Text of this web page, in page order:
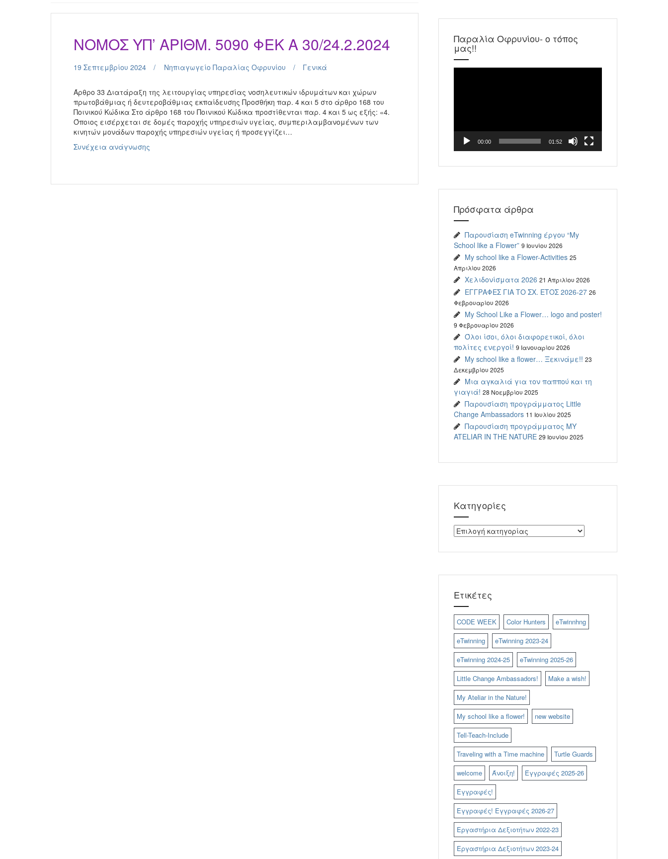
NOMOΣ ΥΠ’ ΑΡΙΘΜ. 5090 ΦΕΚ Α 30/24.2.2024
19 Σεπτεμβρίου 2024 Νηπιαγωγείο Παραλίας Οφρυνίου Γενικά
Άρθρο 33 Διατάραξη της λειτουργίας υπηρεσίας νοσηλευτικών ιδρυμάτων και χώρων
πρωτοβάθμιας ή δευτεροβάθμιας εκπαίδευσης Προσθήκη παρ. 4 και 5 στο άρθρο 168 του
Ποινικού Κώδικα Στο άρθρο 168 του Ποινικού Κώδικα προστίθενται παρ. 4 και 5 ως εξής: «4.
Όποιος εισέρχεται σε δομές παροχής υπηρεσιών υγείας, συμπεριλαμβανομένων των
κινητών μονάδων παροχής υπηρεσιών υγείας ή προσεγγίζει…
Συνέχεια ανάγνωσης
ΦΕΚ
Παραλία Οφρυνίου- ο τόπος
μας!!
00:00 01:52
Πρόσφατα άρθρα
Παρουσίαση eTwinning έργου “My
School like a Flower” 9 Ιουνίου 2026
My school like a Flower-Activities 25
Απριλίου 2026
Χελιδονίσματα 2026 21 Απριλίου 2026
ΕΓΓΡΑΦΕΣ ΓΙΑ ΤΟ ΣΧ. ΕΤΟΣ 2026-27 26
Φεβρουαρίου 2026
My School Like a Flower… logo and poster!
9 Φεβρουαρίου 2026
Όλοι ίσοι, όλοι διαφορετικοί, όλοι
πολίτες ενεργοί! 9 Ιανουαρίου 2026
My school like a flower… Ξεκινάμε!! 23
Δεκεμβρίου 2025
Μια αγκαλιά για τον παππού και τη
γιαγιά! 28 Νοεμβρίου 2025
Παρουσίαση προγράμματος Little
Change Ambassadors 11 Ιουλίου 2025
Παρουσίαση προγράμματος MY
ATELIAR IN THE NATURE 29 Ιουνίου 2025
Kατηγορίες
Kατηγορίες
Ετικέτες
CODE WEEK Color Hunters
eTwinnhng
eTwinning
eTwinning 2023-24
eTwinning 2024-25
eTwinning 2025-26
Little Change Ambassadors!
Make a wish!
My Ateliar in the Nature!
My school like a flower!
new website
Tell-Teach-Include
Traveling with a Time machine
Turtle Guards
welcome
Άνοιξη!
Έγγραφές 2025-26
Εγγραφές!
Εγγραφές! Εγγραφές 2026-27
Εργαστήρια Δεξιοτήτων 2022-23
Εργαστήρια Δεξιοτήτων 2023-24